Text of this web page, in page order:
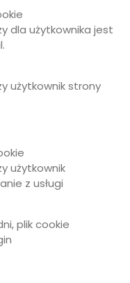
dla użytkownika jest
użytkownik strony
użytkownik
z usługi
plik cookie